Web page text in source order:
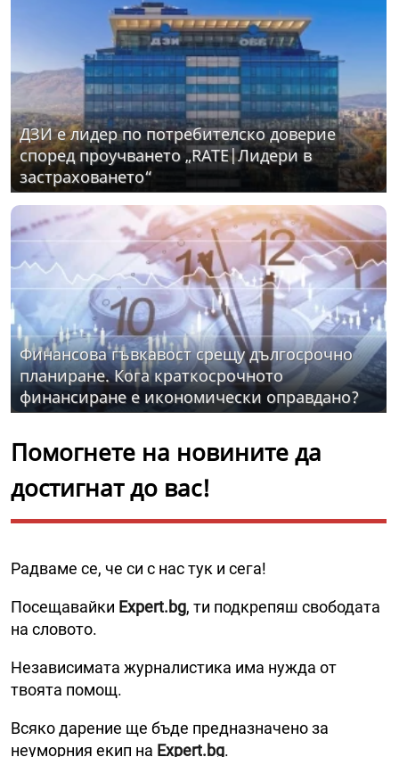
ДЗИ е лидер по потребителско доверие
според проучването „RATE|Лидери в
застраховането“
Финансова гъвкавост срещу дългосрочно
планиране. Кога краткосрочното
финансиране е икономически оправдано?
Помогнете на новините да
достигнат до вас!
Радваме се, че си с нас тук и сега!
Посещавайки Expert.bg, ти подкрепяш свободата
на словото.
Независимата журналистика има нужда от
твоята помощ.
Всяко дарение ще бъде предназначено за
неуморния екип на Expert.bg.